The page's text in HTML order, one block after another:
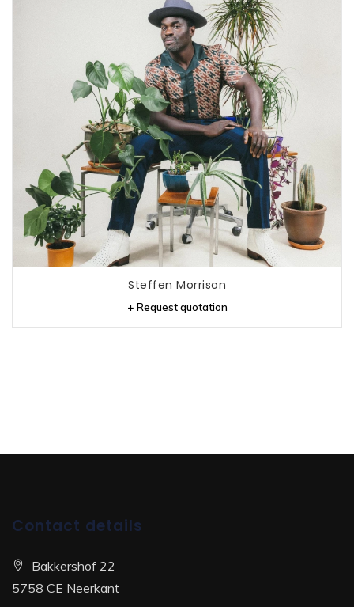
Steffen Morrison
+ Request quotation
Contact details
Bakkershof 22
5758 CE Neerkant